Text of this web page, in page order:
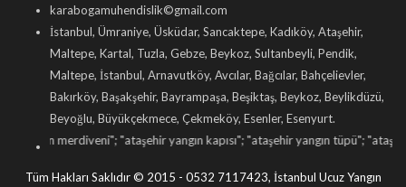
karabogamuhendislik©gmail.com
İstanbul, Ümraniye, Üsküdar, Sancaktepe, Kadıköy, Ataşehir,
Maltepe, Kartal, Tuzla, Gebze, Beykoz, Sultanbeyli, Pendik,
Maltepe, İstanbul, Arnavutköy, Avcılar, Bağcılar, Bahçelievler,
Bakırköy, Başakşehir, Bayrampaşa, Beşiktaş, Beykoz, Beylikdüzü,
Beyoğlu, Büyükçekmece, Çekmeköy, Esenler, Esenyurt.
merdiveni"; "ataşehir yangın kapısı"; "ataşehir yangın tüpü"; "ataşehir
Tüm Hakları Saklıdır © 2015 - 0532 7117423, İstanbul Ucuz Yangın